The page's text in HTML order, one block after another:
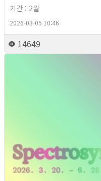
기간 : 2월
2026-03-05 10:46
14649